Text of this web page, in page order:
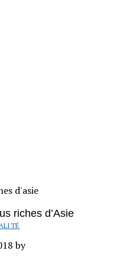
riches d’Asie
by